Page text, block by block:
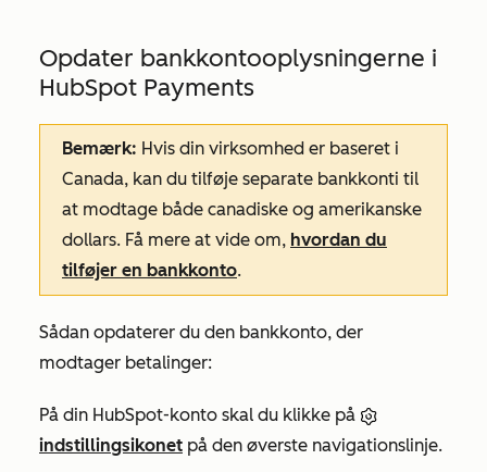
Opdater bankkontooplysningerne i
HubSpot Payments
Bemærk: Hvis din virksomhed er baseret i
Canada, kan du tilføje separate bankkonti til
at modtage både canadiske og amerikanske
dollars. Få mere at vide om, hvordan du
tilføjer en bankkonto.
Sådan opdaterer du den bankkonto, der
modtager betalinger:
På din HubSpot-konto skal du klikke på
indstillingsikonet på den øverste navigationslinje.